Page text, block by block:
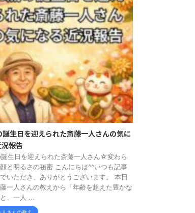
誕生日を迎えられた斎藤一人さんの気に
報告
生日を迎えられた斎藤一人さん☆変わら
と明るさの秘密 こんにちは^^いつも記事
いただき、ありがとうございます。 本日
一人さんの教えから「年齢を超えた豊かな
、一人 ...